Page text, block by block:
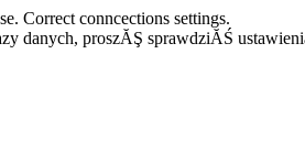
Correct conncections settings.
danych, proszĂŞ sprawdziĂŚ